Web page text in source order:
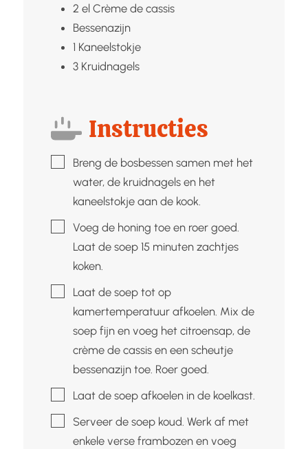
2 el Crème de cassis
Bessenazijn
1 Kaneelstokje
3 Kruidnagels
Instructies
▢Breng de bosbessen samen met het
water, de kruidnagels en het
kaneelstokje aan de kook.
▢Voeg de honing toe en roer goed.
Laat de soep 15 minuten zachtjes
koken.
▢Laat de soep tot op
kamertemperatuur afkoelen. Mix de
soep fijn en voeg het citroensap, de
crème de cassis en een scheutje
bessenazijn toe. Roer goed.
▢Laat de soep afkoelen in de koelkast.
▢Serveer de soep koud. Werk af met
enkele verse frambozen en voeg